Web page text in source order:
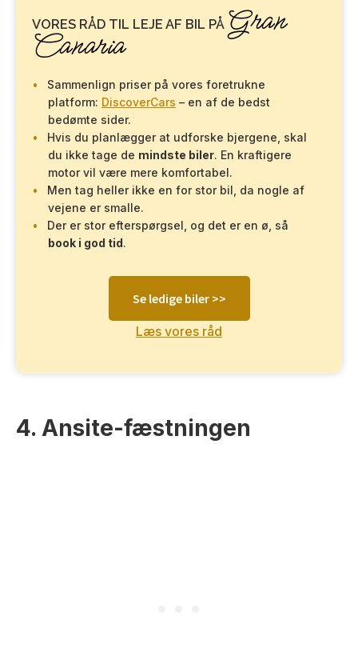
VORES RÅD TIL LEJE AF BIL PÅ Gran
Canaria
Sammenlign priser på vores foretrukne
platform: DiscoverCars – en af de bedst
bedømte sider.
Hvis du planlægger at udforske bjergene, skal
du ikke tage de mindste biler. En kraftigere
motor vil være mere komfortabel.
Men tag heller ikke en for stor bil, da nogle af
vejene er smalle.
Der er stor efterspørgsel, og det er en ø, så
book i god tid.
Se ledige biler >>
Læs vores råd
4. Ansite-fæstningen